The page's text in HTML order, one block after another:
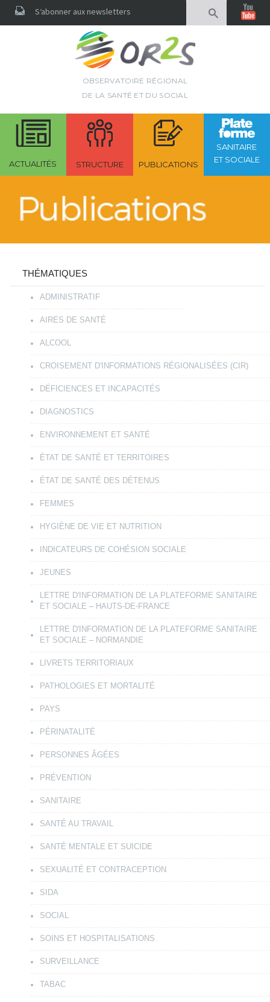
S‘abonner aux newsletters
OBSERVATOIRE RÉGIONAL
DE LA SANTÉ ET DU SOCIAL
ACTUALITÉS STRUCTURE PUBLICATIONS
SANITAIRE
ET SOCIALE
THÉMATIQUES
ADMINISTRATIF
AIRES DE SANTÉ
ALCOOL
CROISEMENT D'INFORMATIONS RÉGIONALISÉES (CIR)
DÉFICIENCES ET INCAPACITÉS
DIAGNOSTICS
ENVIRONNEMENT ET SANTÉ
ÉTAT DE SANTÉ ET TERRITOIRES
ÉTAT DE SANTÉ DES DÉTENUS
FEMMES
HYGIÈNE DE VIE ET NUTRITION
INDICATEURS DE COHÉSION SOCIALE
JEUNES
LETTRE D'INFORMATION DE LA PLATEFORME SANITAIRE
ET SOCIALE – HAUTS-DE-FRANCE
LETTRE D'INFORMATION DE LA PLATEFORME SANITAIRE
ET SOCIALE – NORMANDIE
LIVRETS TERRITORIAUX
PATHOLOGIES ET MORTALITÉ
PAYS
PÉRINATALITÉ
PERSONNES ÂGÉES
PRÉVENTION
SANITAIRE
SANTÉ AU TRAVAIL
SANTÉ MENTALE ET SUICIDE
SEXUALITÉ ET CONTRACEPTION
SIDA
SOCIAL
SOINS ET HOSPITALISATIONS
SURVEILLANCE
TABAC